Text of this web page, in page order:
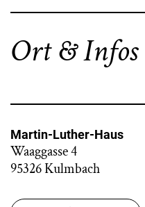
Ort & Infos
Martin-Luther-Haus
Waaggasse 4
95326 Kulmbach